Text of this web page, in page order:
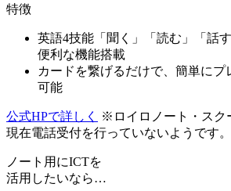
特徴
英語4技能「聞く」「読む」「話
便利な機能搭載
カードを繋げるだけで、簡単にプ
可能
公式HPで詳しく
※ロイロノート・スク
現在電話受付を行っていないようです。
ノート用にICTを
活用したいなら…